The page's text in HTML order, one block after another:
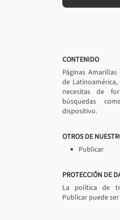
CONTENIDO
Páginas
de
necesitas de
búsquedas
dispositivo.
OTROS DE
Publicar
PROTECCIÓN DE
La política de
Publicar puede